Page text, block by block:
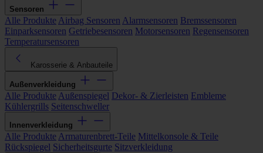
Sensoren
Alle Produkte Airbag Sensoren Alarmsensoren Bremssensoren
Einparksensoren Getriebesensoren Motorsensoren Regensensoren
Temperatursensoren
Karosserie & Anbauteile
Außenverkleidung
Alle Produkte Außenspiegel Dekor- & Zierleisten Embleme
Kühlergrills Seitenschweller
Innenverkleidung
Alle Produkte Armaturenbrett-Teile Mittelkonsole & Teile
Rückspiegel Sicherheitsgurte Sitzverkleidung